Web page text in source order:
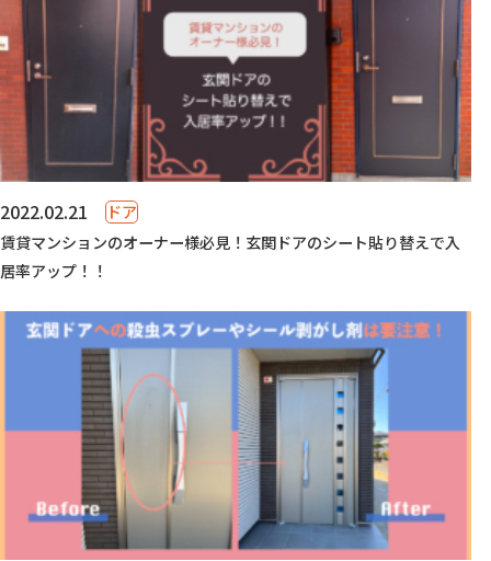
2022.02.21
ドア
賃貸マンションのオーナー様必見！玄関ドアのシート貼り替えで入
居率アップ！！